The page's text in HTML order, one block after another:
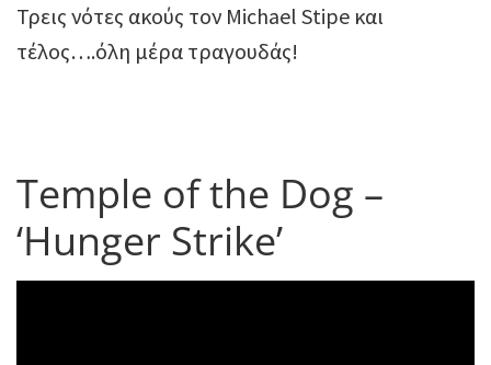
Τρεις νότες ακούς τον Michael Stipe και
τέλος….όλη μέρα τραγουδάς!
Temple of the Dog –
‘Hunger Strike’